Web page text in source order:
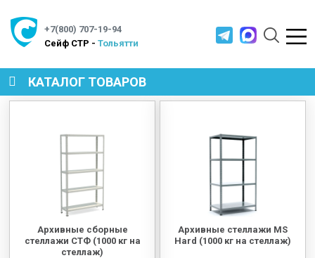
+7(800) 707-19-94
Cейф СТР - Тольятти
КАТАЛОГ ТОВАРОВ
МЕТАЛЛИЧЕСКАЯ МЕБЕЛЬ
МЕТАЛЛИЧЕСКИЕ СТЕЛЛАЖИ
Архивные сборные
стеллажи СТФ (1000 кг на
стеллаж)
Архивные стеллажи MS
Hard (1000 кг на стеллаж)